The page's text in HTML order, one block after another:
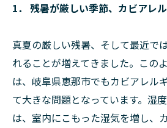
1． 残暑が厳しい季節、カビアレ
真夏の厳しい残暑、そして最近で
れることが増えてきました。この
は、岐阜県恵那市でもカビアレル
て大きな問題となっています。湿
は、室内にこもった湿気を増し、